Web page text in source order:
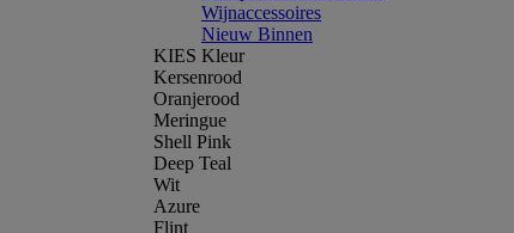
Wijnaccessoires
Nieuw Binnen
KIES Kleur
Kersenrood
Oranjerood
Meringue
Shell Pink
Deep Teal
Wit
Azure
Flint